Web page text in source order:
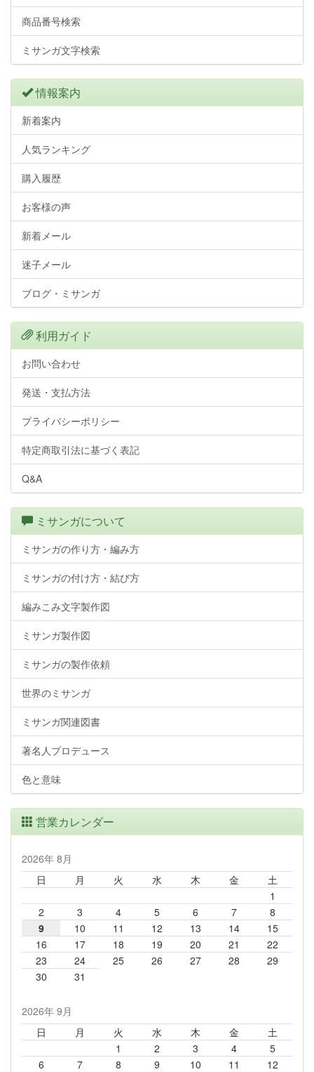
商品番号検索
ミサンガ文字検索
情報案内
新着案内
人気ランキング
購入履歴
お客様の声
新着メール
迷子メール
ブログ・ミサンガ
利用ガイド
お問い合わせ
発送・支払方法
プライバシーポリシー
特定商取引法に基づく表記
Q&A
ミサンガについて
ミサンガの作り方・編み方
ミサンガの付け方・結び方
編みこみ文字製作図
ミサンガ製作図
ミサンガの製作依頼
世界のミサンガ
ミサンガ関連図書
著名人プロデュース
色と意味
営業カレンダー
2026年 8月
日
月 火 水 木 金
土
1
2
3 4 5 6 7
8
9
10 11 12 13 14
15
16
17 18 19 20 21
22
23
24 25 26 27 28
29
30
31
2026年 9月
日
月 火 水 木 金
土
1
2 3 4
5
6
7 8 9 10 11 12